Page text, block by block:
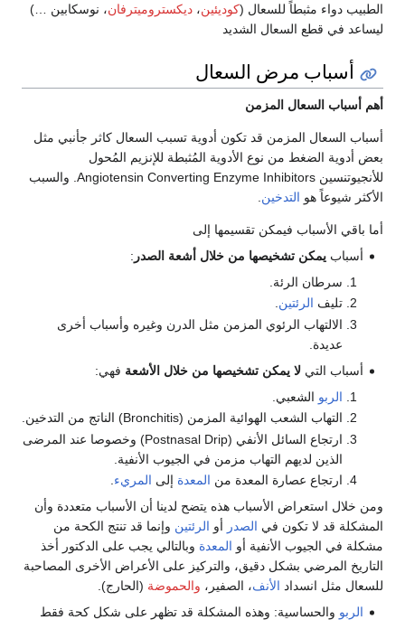
الطبيب دواء مثبطاً للسعال (كوديئين، ديكستروميترفان، نوسكابين …)
ليساعد في قطع السعال الشديد
أسباب مرض السعال
أهم أسباب السعال المزمن
أسباب السعال المزمن قد تكون أدوية تسبب السعال كاثر جأنبي مثل
بعض أدوية الضغط من نوع الأدوية المُثبطة للإنزيم المُحول
للأنجيوتنسين Angiotensin Converting Enzyme Inhibitors. والسبب
الأكثر شيوعاً هو التدخين
أما باقي الأسباب فيمكن تقسيمها إلى
أسبابيمكن تشخيصها من خلال أشعة الصدر :
سرطان الرئة.
تليف الرئتين.
الالتهاب الرئوي المزمن مثل الدرن وغيره وأسباب أخرى
عديدة.
أسباب التيلا يمكن تشخيصها من خلال الأشعة فهي:
الربو الشعبي.
التهاب الشعب الهوائية المزمن (Bronchitis) الناتج من التدخين.
ارتجاع السائل الأنفي (Postnasal Drip) وخصوصا عند المرضى
الذين لديهم التهاب مزمن في الجيوب الأنفية.
ارتجاع عصارة المعدة من المعدة إلى المريء
ومن خلال استعراض الأسباب هذه يتضح لدينا أن الأسباب متعددة وأن
المشكلة قد لا تكون في الصدر أو الرئتين وإنما قد تنتج الكحة من
مشكلة في الجيوب الأنفية أو المعدة وبالتالي يجب على الدكتور أخذ
التاريخ المرضي بشكل دقيق، والتركيز على الأعراض الأخرى المصاحبة
للسعال مثل انسداد الأنف، الصفير، والحموضة (الحارج).
الربو والحساسية: وهذه المشكلة قد تظهر على شكل كحة فقط